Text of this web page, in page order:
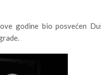
godine bio posvećen